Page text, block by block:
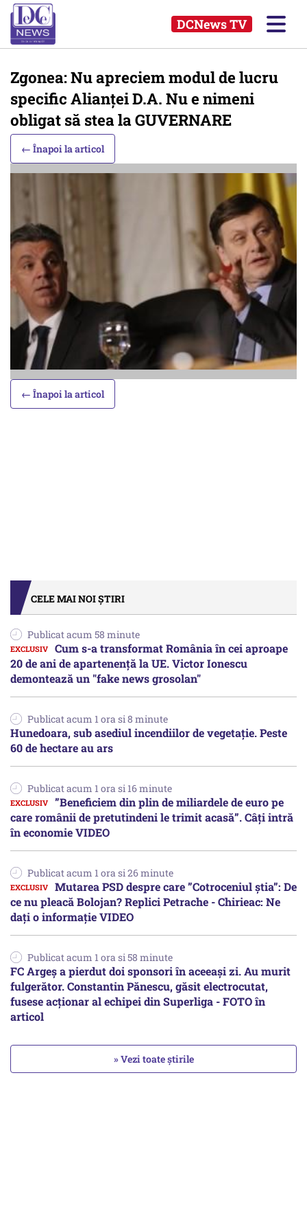
DCNews TV
Zgonea: Nu apreciem modul de lucru
specific Alianței D.A. Nu e nimeni
obligat să stea la GUVERNARE
← Înapoi la articol
← Înapoi la articol
CELE MAI NOI ȘTIRI
Publicat acum 58 minute
Cum s-a transformat România în cei aproape
20 de ani de apartenență la UE. Victor Ionescu
demontează un "fake news grosolan"
Publicat acum 1 ora si 8 minute
Hunedoara, sub asediul incendiilor de vegetație. Peste
60 de hectare au ars
Publicat acum 1 ora si 16 minute
”Beneficiem din plin de miliardele de euro pe
care românii de pretutindeni le trimit acasă”. Câți intră
în economie VIDEO
Publicat acum 1 ora si 26 minute
Mutarea PSD despre care ”Cotroceniul știa”: De
ce nu pleacă Bolojan? Replici Petrache - Chirieac: Ne
dați o informație VIDEO
Publicat acum 1 ora si 58 minute
FC Argeș a pierdut doi sponsori în aceeași zi. Au murit
fulgerător. Constantin Pănescu, găsit electrocutat,
fusese acționar al echipei din Superliga - FOTO în
articol
» Vezi toate știrile